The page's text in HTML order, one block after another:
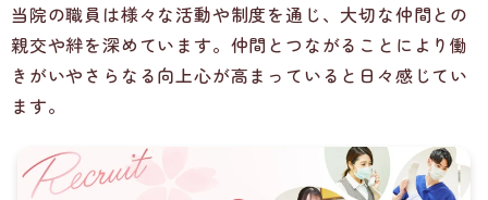
当院の職員は様々な活動や制度を通じ、大切な仲間との
親交や絆を深めています。仲間とつながることにより働
きがいやさらなる向上心が高まっていると日々感じてい
ます。